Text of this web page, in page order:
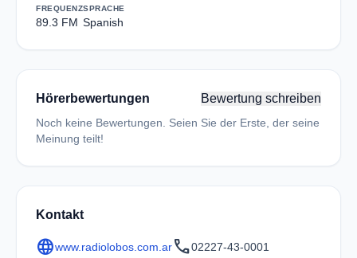
FREQUENZ
89.3 FM
SPRACHE
Spanish
Hörerbewertungen Bewertung schreiben
Noch keine Bewertungen. Seien Sie der Erste, der seine
Meinung teilt!
Kontakt
languagewww.radiolobos.com.arcall02227-43-0001